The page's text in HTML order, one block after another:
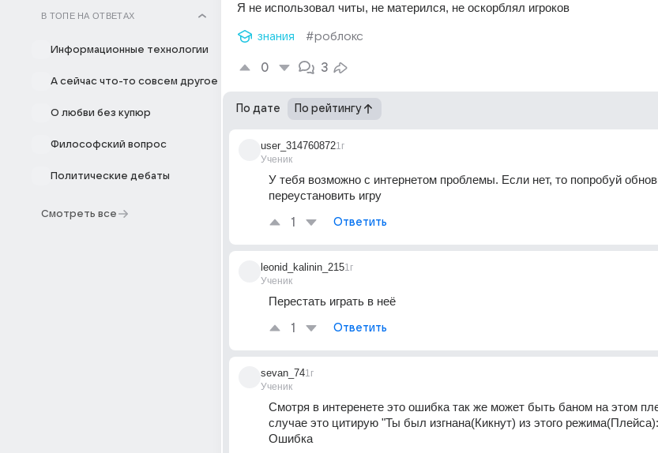
В ТОПЕ НА ОТВЕТАХ
Информационные технологии
А сейчас что-то совсем другое
О любви без купюр
Философский вопрос
Политические дебаты
Смотреть все
Я не использовал читы, не матерился, не оскорблял игроков
знания #роблокс
0 3
По дате По рейтингу
user_314760872
Ученик
1г
У тебя возможно с интернетом проблемы. Если нет, то попробуй
переустановить игру
1 Ответить
leonid_kalinin_215
Ученик
1г
Перестать играть в неë
1 Ответить
sevan_74
Ученик
1г
Смотря в интеренете это ошибка так же может быть баном на этом
случае это цитирую "Ты был изгнана(Кикнут) из этого
Ошибка